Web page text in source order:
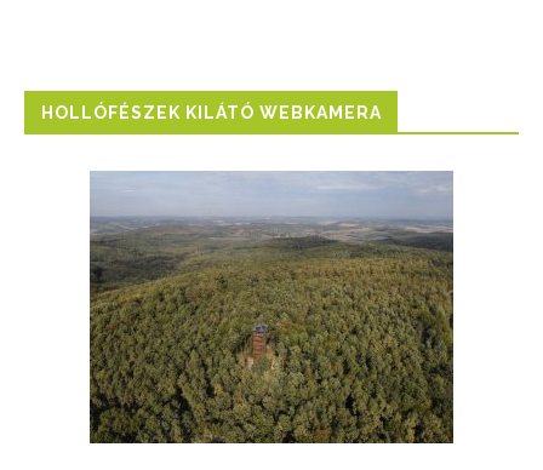
HOLLÓFÉSZEK KILÁTÓ WEBKAMERA